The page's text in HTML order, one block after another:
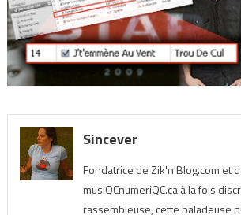
Sincever
Fondatrice de Zik'n'Blog.com et
musiQCnumeriQC.ca à la fois
rassembleuse, cette baladeuse